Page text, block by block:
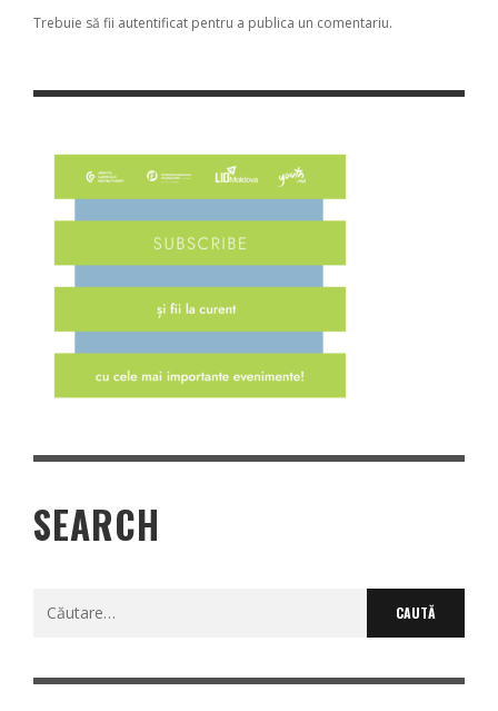
Trebuie să fii autentificat pentru a publica un comentariu.
SEARCH
Caută